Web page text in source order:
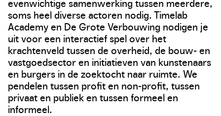
soms heel diverse actoren nodig. Timelab
Academy en De Grote Verbouwing nodigen je
uit voor een interactief spel over het
krachtenveld tussen de overheid, de bouw- en
vastgoedsector en initiatieven van kunstenaars
en burgers in de zoektocht naar ruimte. We
pendelen tussen profit en non-profit, tussen
privaat en publiek en tussen formeel en
informeel.